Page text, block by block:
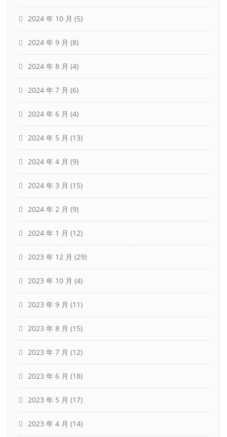
2024 年 10 月 (5)
2024 年 9 月 (8)
2024 年 8 月 (4)
2024 年 7 月 (6)
2024 年 6 月 (4)
2024 年 5 月 (13)
2024 年 4 月 (9)
2024 年 3 月 (15)
2024 年 2 月 (9)
2024 年 1 月 (12)
2023 年 12 月 (29)
2023 年 10 月 (4)
2023 年 9 月 (11)
2023 年 8 月 (15)
2023 年 7 月 (12)
2023 年 6 月 (18)
2023 年 5 月 (17)
2023 年 4 月 (14)